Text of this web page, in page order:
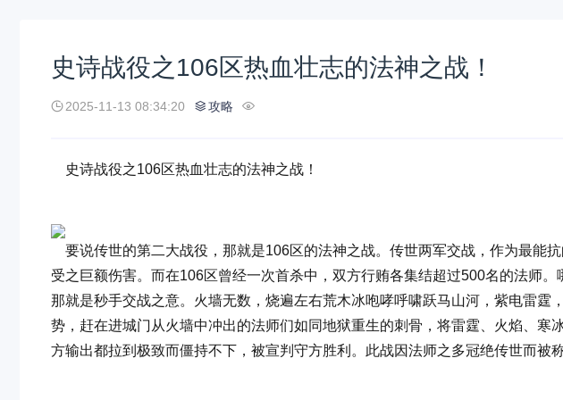
史诗战役之106区热血壮志的法神之战！
2025-11-13 08:34:20 攻略
史诗战役之106区热血壮志的法神之战！
要说传世的第二大战役，那就是106区的法神之战。传世两军交战，作为最能
受之巨额伤害。而在106区曾经一次首杀中，双方行贿各集结超过500名的法师。
那就是秒手交战之意。火墙无数，烧遍左右荒木冰咆哮呼啸跃马山河，紫电雷霆
势，赶在进城门从火墙中冲出的法师们如同地狱重生的刺骨，将雷霆、火焰、寒
方输出都拉到极致而僵持不下，被宣判守方胜利。此战因法师之多冠绝传世而被